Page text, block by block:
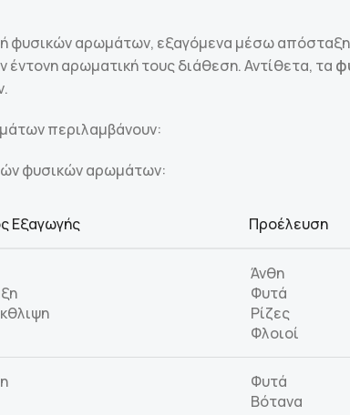
αρωμάτων, εξαγόμενα μέσω
αρωματική τους διάθεση. Αντίθετα, τα
περιλαμβάνουν:
φυσικών αρωμάτων:
Εξαγωγής Προέλευση
Άνθη
Φυτά
Ρίζες
Φλοιοί
Φυτά
Βότανα